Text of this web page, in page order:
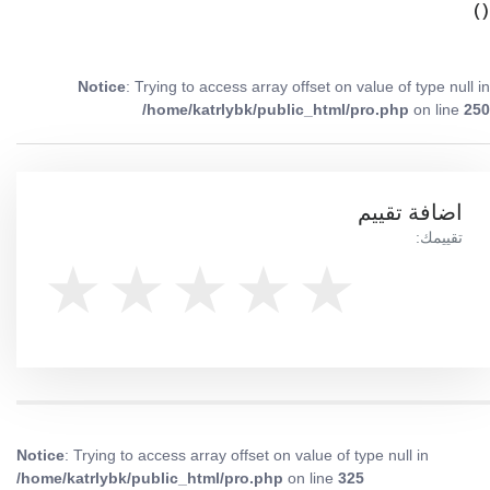
()
Notice: Trying to access array offset on value of type null in
/home/katrlybk/public_html/pro.php on line 250
اضافة تقييم
تقييمك:
Notice: Trying to access array offset on value of type null in
/home/katrlybk/public_html/pro.php on line 325